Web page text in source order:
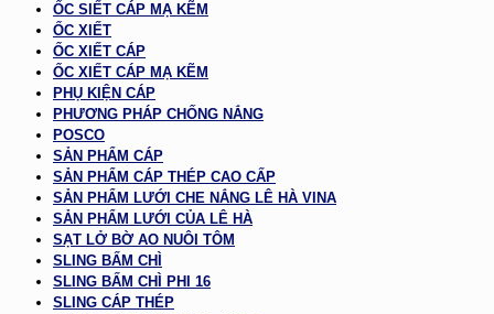
ỐC SIẾT CÁP MẠ KẼM
ỐC XIẾT
ỐC XIẾT CÁP
ỐC XIẾT CÁP MẠ KẼM
PHỤ KIỆN CÁP
PHƯƠNG PHÁP CHỐNG NẮNG
POSCO
SẢN PHẨM CÁP
SẢN PHẨM CÁP THÉP CAO CẤP
SẢN PHẨM LƯỚI CHE NẮNG LÊ HÀ VINA
SẢN PHẨM LƯỚI CỦA LÊ HÀ
SẠT LỞ BỜ AO NUÔI TÔM
SLING BẤM CHÌ
SLING BẤM CHÌ PHI 16
SLING CÁP THÉP